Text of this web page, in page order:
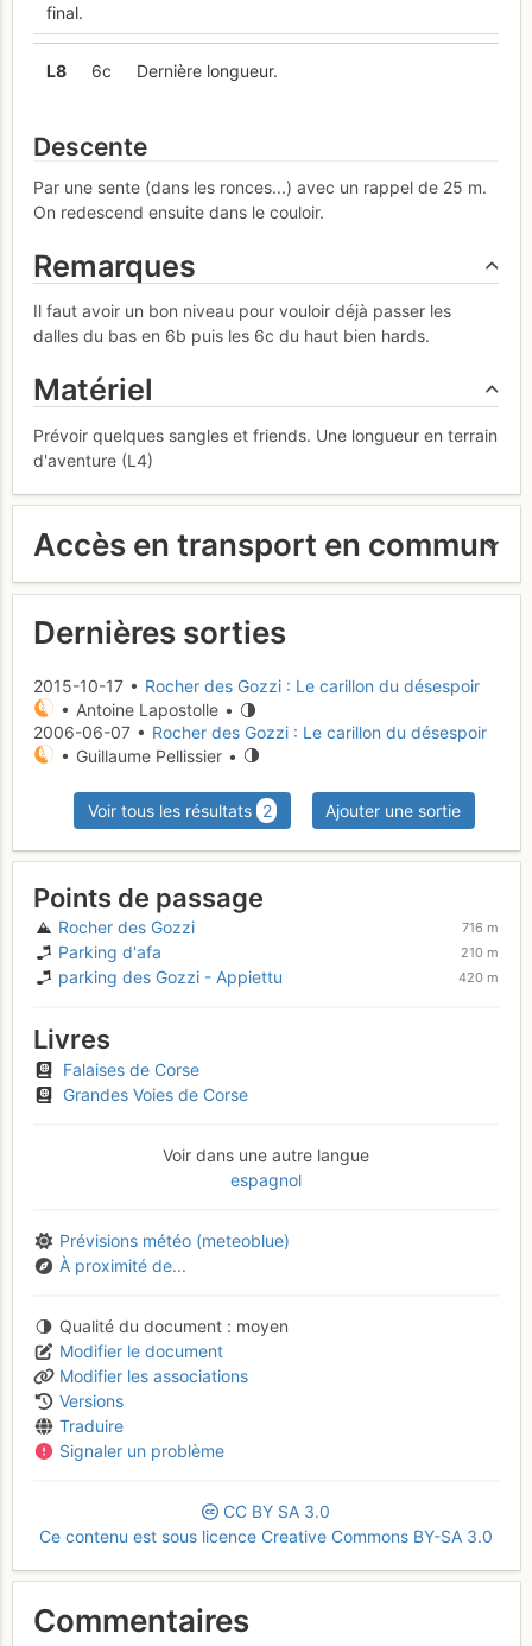
final.
L8 6c Dernière longueur.
Descente
Par une sente (dans les ronces...) avec un rappel de 25 m.
On redescend ensuite dans le couloir.
Remarques
Il faut avoir un bon niveau pour vouloir déjà passer les
dalles du bas en 6b puis les 6c du haut bien hards.
Matériel
Prévoir quelques sangles et friends. Une longueur en terrain
d'aventure (L4)
Accès en transport en commun
Dernières sorties
2015-10-17 • Rocher des Gozzi : Le carillon du désespoir
• Antoine Lapostolle •
2006-06-07 • Rocher des Gozzi : Le carillon du désespoir
• Guillaume Pellissier •
Voir tous les résultats 2 Ajouter une sortie
Points de passage
Rocher des Gozzi 716 m
Parking d'afa 210 m
parking des Gozzi - Appiettu 420 m
Livres
Falaises de Corse
Grandes Voies de Corse
Voir dans une autre langue
espagnol
Prévisions météo (meteoblue)
À proximité de...
Qualité du document
moyen
Modifier le document
Modifier les associations
Versions
Traduire
Signaler un problème
CC BY SA 3.0
Ce contenu est sous licence Creative Commons BY-SA 3.0
Commentaires